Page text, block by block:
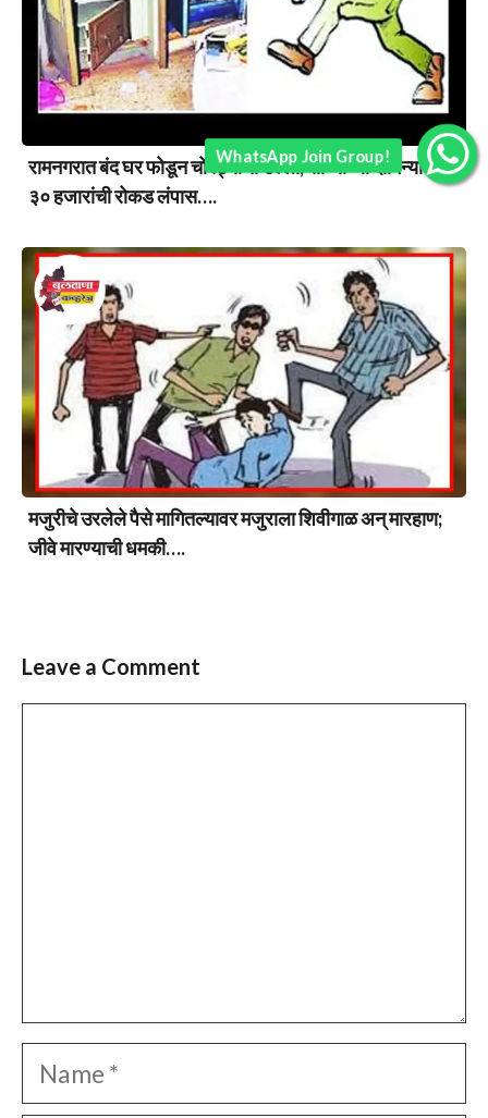
रामनगरात बंद घर फोडून चोरट्यांचा डल्ला; सोन्याच्या दागिन्यांसह
३० हजारांची रोकड लंपास….
मजुरीचे उरलेले पैसे मागितल्यावर मजुराला शिवीगाळ अन् मारहाण;
जीवे मारण्याची धमकी….
Leave a Comment
Name
WhatsApp Join Group!